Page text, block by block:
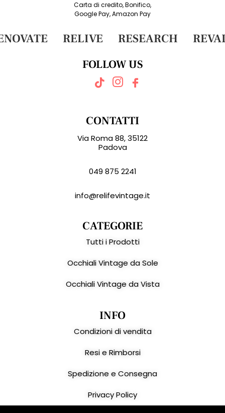
Carta di credito, Bonifico,
Google Pay, Amazon Pay
RELIVE RESEARCH
INFO
Condizioni di vendita
Resi e Rimborsi
Spedizione e Consegna
Privacy Policy
CATEGORIE
Tutti i Prodotti
Occhiali Vintage da Sole
Occhiali Vintage da Vista
CONTATTI
Via Roma 88, 35122
Padova
049 875 2241
info@relifevintage.it
FOLLOW US